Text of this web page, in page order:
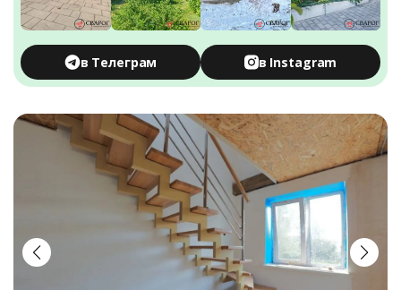
в Телеграм в Instagram